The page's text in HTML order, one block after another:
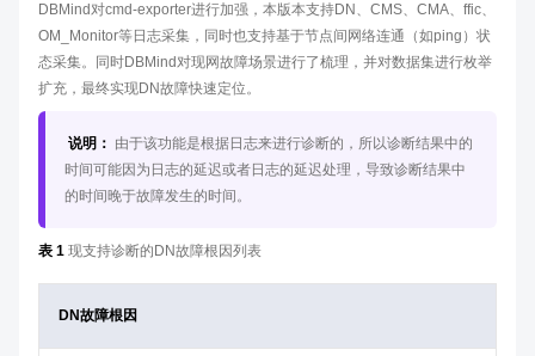
DBMind对cmd-exporter进行加强，本版本支持DN、CMS、CMA、ffic、
OM_Monitor等日志采集，同时也支持基于节点间网络连通（如ping）状
态采集。同时DBMind对现网故障场景进行了梳理，并对数据集进行枚举
扩充，最终实现DN故障快速定位。
说明： 由于该功能是根据日志来进行诊断的，所以诊断结果中的
时间可能因为日志的延迟或者日志的延迟处理，导致诊断结果中
的时间晚于故障发生的时间。
表 1 现支持诊断的DN故障根因列表
DN故障根因